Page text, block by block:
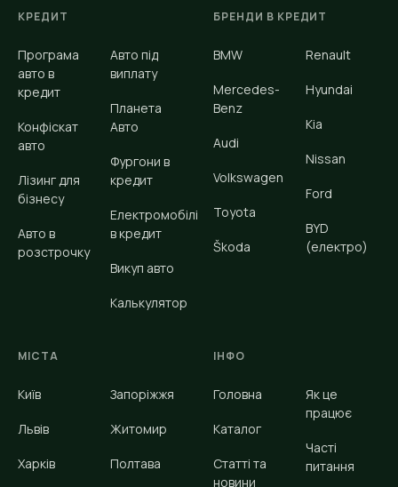
КРЕДИТ
Програма
авто в
кредит
Конфіскат
авто
Лізинг для
бізнесу
Авто в
розстрочку
Авто під
виплату
Планета
Авто
Фургони в
кредит
Електромобілі
в кредит
Викуп авто
Калькулятор
БРЕНДИ В КРЕДИТ
BMW
Mercedes-
Benz
Audi
Volkswagen
Toyota
Škoda
Renault
Hyundai
Kia
Nissan
Ford
BYD
(електро)
МІСТА
Київ
Львів
Харків
Запоріжжя
Житомир
Полтава
ІНФО
Головна
Каталог
Статті та
новини
Як це
працює
Часті
питання